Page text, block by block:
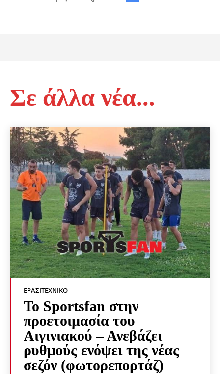
Σε άλλα νέα...
ΕΡΑΣΙΤΕΧΝΙΚΟ
Το Sportsfan στην
προετοιμασία του
Αιγινιακού – Ανεβάζει
ρυθμούς ενόψει της νέας
σεζόν (φωτορεπορτάζ)